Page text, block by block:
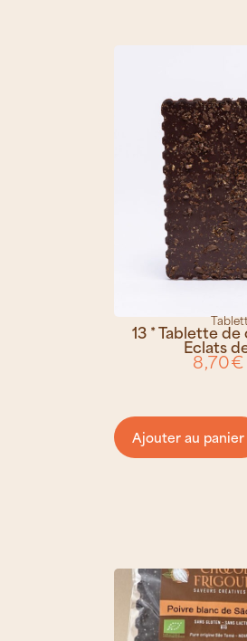
13 * Tablette
Eclats
8,70€
Ajouter au panier